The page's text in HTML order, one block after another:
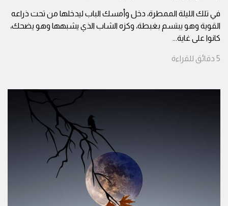
في تلك الليلة الممطرة، دخل وأمسك الباب ليدخلها من تحت ذراعه
القوية وهو يبتسم بغبطة، وكزه الشاب الذي يشبهها وهو يضحك،
كانوا على غاية...
5 دقائق للقراءة